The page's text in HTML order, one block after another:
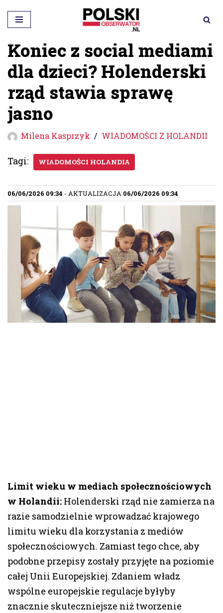
Przejdź
do
treści
Koniec z social mediami
dla dzieci? Holenderski
rząd stawia sprawę
jasno
Milena Kasprzyk WIADOMOŚCI Z HOLANDII
Tagi: WIADOMOŚCI HOLANDIA
06/06/2026 09:34 - AKTUALIZACJA 06/06/2026 09:34
Limit wieku w mediach społecznościowych
w Holandii: Holenderski rząd nie zamierza na
razie samodzielnie wprowadzać krajowego
limitu wieku dla korzystania z mediów
społecznościowych. Zamiast tego chce, aby
podobne przepisy zostały przyjęte na poziomie
całej Unii Europejskiej. Zdaniem władz
wspólne europejskie regulacje byłyby
znacznie skuteczniejsze niż tworzenie